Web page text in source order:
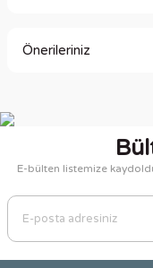
Önerileriniz
Görüş ve önerileriniz
Ürün resmi kalitesiz,
Ürün açıklamasında
Ürün bilgilerinde
E-bülten listemize